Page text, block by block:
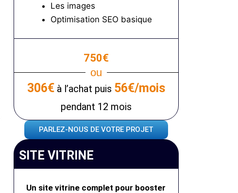
Les images
Optimisation SEO basique
750€
ou
306€à l’achat puis 56€/mois
pendant 12 mois
PARLEZ-NOUS DE VOTRE PROJET
SITE VITRINE
Un site vitrine complet pour booster